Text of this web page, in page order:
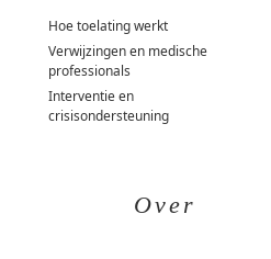
Hoe toelating werkt
Verwijzingen en medische
professionals
Interventie en
crisisondersteuning
Over